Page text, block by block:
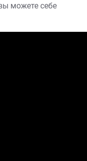
можете себе